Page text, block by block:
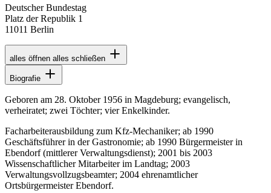
Deutscher Bundestag
Platz der Republik 1
11011 Berlin
alles öffnen alles schließen
Biografie
Geboren am 28. Oktober 1956 in Magdeburg; evangelisch,
verheiratet; zwei Töchter; vier Enkelkinder.
Facharbeiterausbildung zum Kfz-Mechaniker; ab 1990
Geschäftsführer in der Gastronomie; ab 1990 Bürgermeister in
Ebendorf (mittlerer Verwaltungsdienst); 2001 bis 2003
Wissenschaftlicher Mitarbeiter im Landtag; 2003
Verwaltungsvollzugsbeamter; 2004 ehrenamtlicher
Ortsbürgermeister Ebendorf.